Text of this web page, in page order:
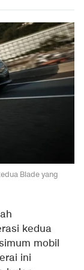
Blade yang
kedua
mobil
ini